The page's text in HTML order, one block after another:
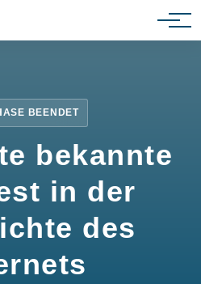
BEENDET
bekannte
in der
des